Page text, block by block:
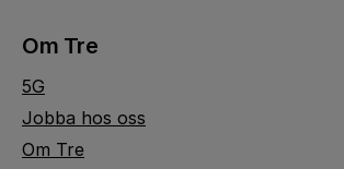
Om Tre
5G
Jobba hos oss
Om Tre